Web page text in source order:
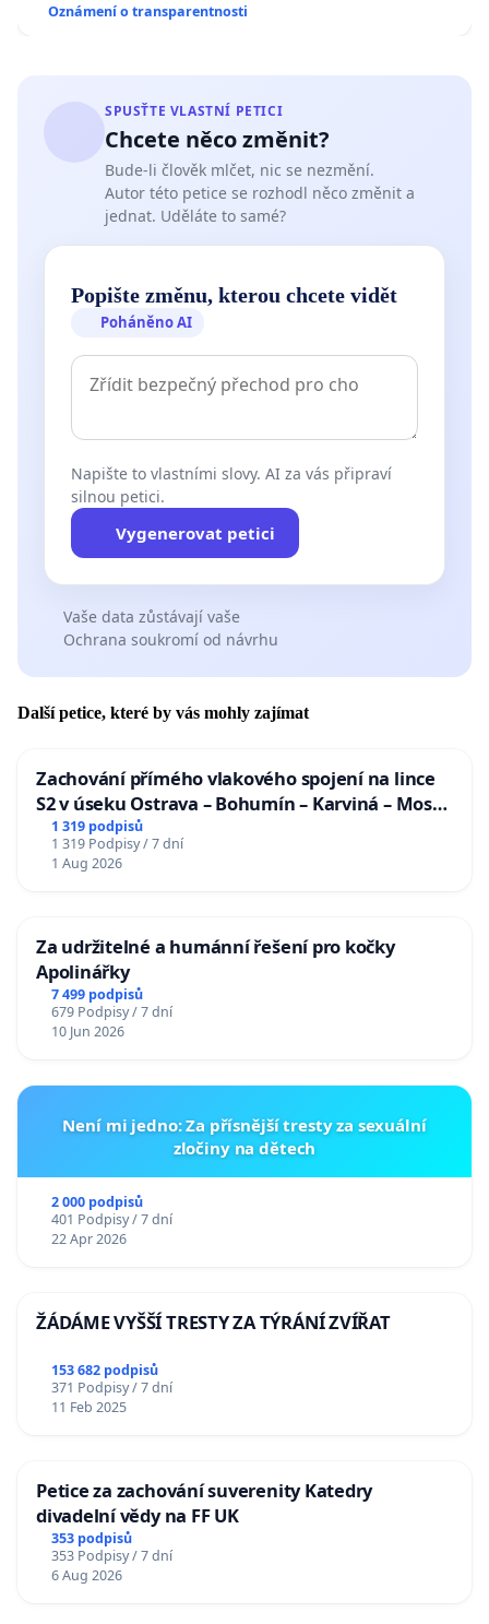
Oznámení o transparentnosti
SPUSŤTE VLASTNÍ PETICI
Chcete něco změnit?
Bude-li člověk mlčet, nic se nezmění.
Autor této petice se rozhodl něco změnit a
jednat. Uděláte to samé?
Popište změnu, kterou chcete vidět
Poháněno AI
Napište to vlastními slovy. AI za vás připraví
silnou petici.
Vygenerovat petici
Vaše data zůstávají vaše
Ochrana soukromí od návrhu
Další petice, které by vás mohly zajímat
Zachování přímého vlakového spojení na lince
S2 v úseku Ostrava – Bohumín – Karviná – Mosty
u Jablunkova
1 319 podpisů
1 319 Podpisy / 7 dní
1 Aug 2026
Za udržitelné a humánní řešení pro kočky
Apolinářky
7 499 podpisů
679 Podpisy / 7 dní
10 Jun 2026
Není mi jedno: Za přísnější tresty za sexuální
zločiny na dětech
2 000 podpisů
401 Podpisy / 7 dní
22 Apr 2026
ŽÁDÁME VYŠŠÍ TRESTY ZA TÝRÁNÍ ZVÍŘAT
153 682 podpisů
371 Podpisy / 7 dní
11 Feb 2025
Petice za zachování suverenity Katedry
divadelní vědy na FF UK
353 podpisů
353 Podpisy / 7 dní
6 Aug 2026